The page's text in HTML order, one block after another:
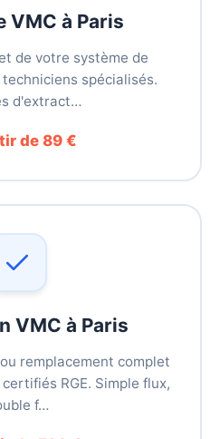
VMC à Paris
de votre système de
spécialisés.
d'extract…
de 89 €
VMC à Paris
remplacement complet
RGE. Simple flux,
f…